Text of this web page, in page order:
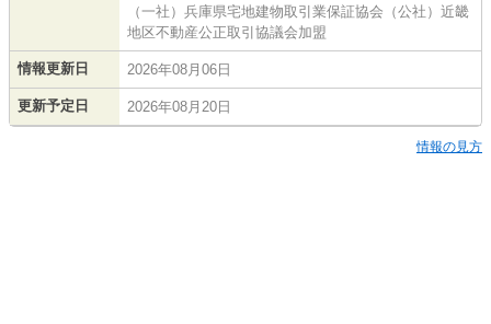
（一社）兵庫県宅地建物取引業保証協会（公社）近畿
地区不動産公正取引協議会加盟
情報更新日 2026年08月06日
更新予定日 2026年08月20日
情報の見方